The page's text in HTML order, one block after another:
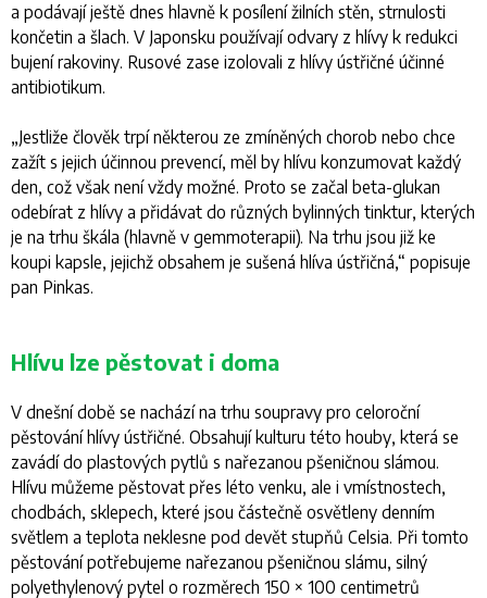
a podávají ještě dnes hlavně k posílení žilních stěn, strnulosti
končetin a šlach. V Japonsku používají odvary z hlívy k redukci
bujení rakoviny. Rusové zase izolovali z hlívy ústřičné účinné
antibiotikum.
„Jestliže člověk trpí některou ze zmíněných chorob nebo chce
zažít s jejich účinnou prevencí, měl by hlívu konzumovat každý
den, což však není vždy možné. Proto se začal beta-glukan
odebírat z hlívy a přidávat do různých bylinných tinktur, kterých
je na trhu škála (hlavně v gemmoterapii). Na trhu jsou již ke
koupi kapsle, jejichž obsahem je sušená hlíva ústřičná,“ popisuje
pan Pinkas.
Hlívu lze pěstovat i doma
V dnešní době se nachází na trhu soupravy pro celoroční
pěstování hlívy ústřičné. Obsahují kulturu této houby, která se
zavádí do plastových pytlů s nařezanou pšeničnou slámou.
Hlívu můžeme pěstovat přes léto venku, ale i vmístnostech,
chodbách, sklepech, které jsou částečně osvětleny denním
světlem a teplota neklesne pod devět stupňů Celsia. Při tomto
pěstování potřebujeme nařezanou pšeničnou slámu, silný
polyethylenový pytel o rozměrech 150 × 100 centimetrů